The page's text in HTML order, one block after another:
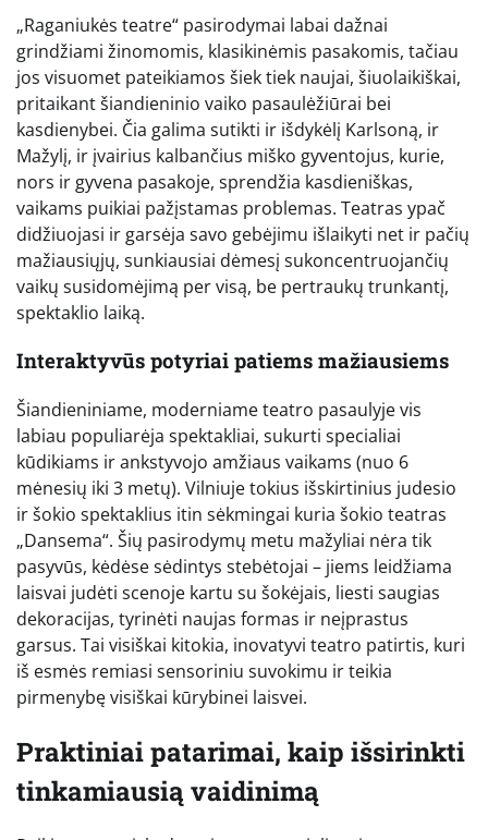
„Raganiukės teatre“ pasirodymai labai dažnai
grindžiami žinomomis, klasikinėmis pasakomis, tačiau
jos visuomet pateikiamos šiek tiek naujai, šiuolaikiškai,
pritaikant šiandieninio vaiko pasaulėžiūrai bei
kasdienybei. Čia galima sutikti ir išdykėlį Karlsoną, ir
Mažylį, ir įvairius kalbančius miško gyventojus, kurie,
nors ir gyvena pasakoje, sprendžia kasdieniškas,
vaikams puikiai pažįstamas problemas. Teatras ypač
didžiuojasi ir garsėja savo gebėjimu išlaikyti net ir pačių
mažiausiųjų, sunkiausiai dėmesį sukoncentruojančių
vaikų susidomėjimą per visą, be pertraukų trunkantį,
spektaklio laiką.
Interaktyvūs potyriai patiems mažiausiems
Šiandieniniame, moderniame teatro pasaulyje vis
labiau populiarėja spektakliai, sukurti specialiai
kūdikiams ir ankstyvojo amžiaus vaikams (nuo 6
mėnesių iki 3 metų). Vilniuje tokius išskirtinius judesio
ir šokio spektaklius itin sėkmingai kuria šokio teatras
„Dansema“. Šių pasirodymų metu mažyliai nėra tik
pasyvūs, kėdėse sėdintys stebėtojai – jiems leidžiama
laisvai judėti scenoje kartu su šokėjais, liesti saugias
dekoracijas, tyrinėti naujas formas ir neįprastus
garsus. Tai visiškai kitokia, inovatyvi teatro patirtis, kuri
iš esmės remiasi sensoriniu suvokimu ir teikia
pirmenybę visiškai kūrybinei laisvei.
Praktiniai patarimai, kaip išsirinkti
tinkamiausią vaidinimą